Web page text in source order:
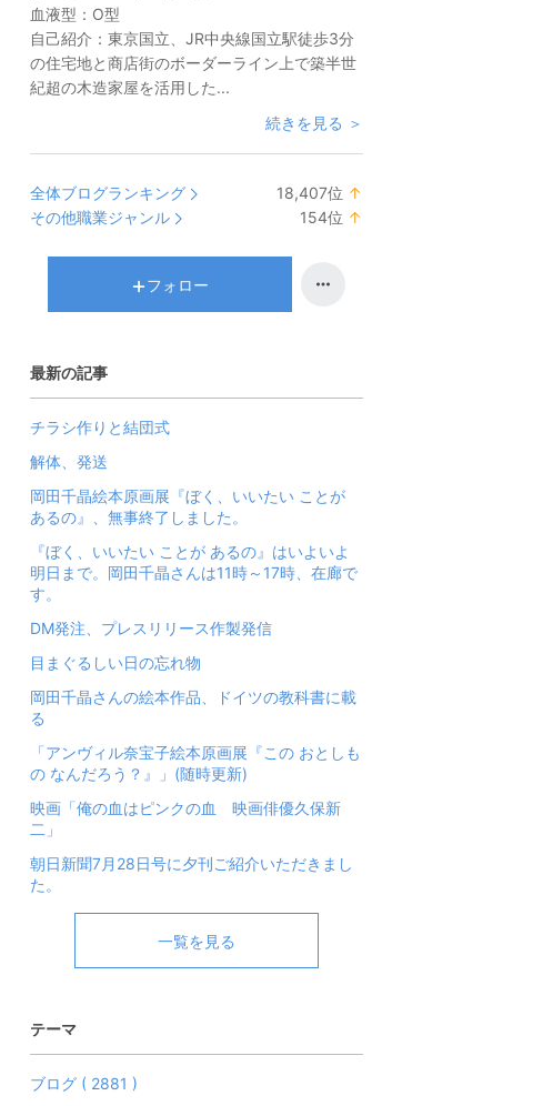
血液型： O型
自己紹介： 東京国立、JR中央線国立駅徒歩3分
の住宅地と商店街のボーダーライン上で築半世
紀超の木造家屋を活用した...
続きを見る ＞
全体ブログランキング 18,407位 ↑
その他職業ジャンル 154位 ↑
フォロー
最新の記事
チラシ作りと結団式
解体、発送
岡田千晶絵本原画展『ぼく、いいたい ことが
あるの』、無事終了しました。
『ぼく、いいたい ことが あるの』はいよいよ
明日まで。岡田千晶さんは11時～17時、在廊で
す。
DM発注、プレスリリース作製発信
目まぐるしい日の忘れ物
岡田千晶さんの絵本作品、ドイツの教科書に載
る
「アンヴィル奈宝子絵本原画展『この おとしも
の なんだろう？』」(随時更新)
映画「俺の血はピンクの血 映画俳優久保新
二」
朝日新聞7月28日号に夕刊ご紹介いただきまし
た。
一覧を見る
テーマ
ブログ ( 2881 )